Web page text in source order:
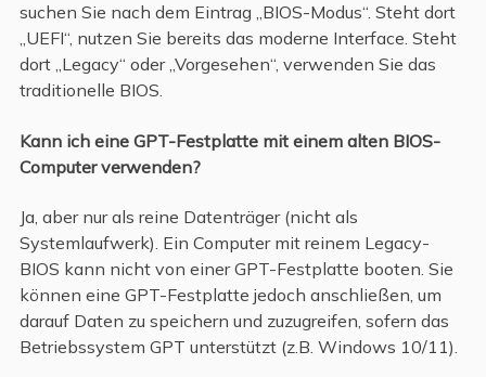
suchen Sie nach dem Eintrag „BIOS-Modus“. Steht dort
„UEFI“, nutzen Sie bereits das moderne Interface. Steht
dort „Legacy“ oder „Vorgesehen“, verwenden Sie das
traditionelle BIOS.
Kann ich eine GPT-Festplatte mit einem alten BIOS-
Computer verwenden?
Ja, aber nur als reine Datenträger (nicht als
Systemlaufwerk). Ein Computer mit reinem Legacy-
BIOS kann nicht von einer GPT-Festplatte booten. Sie
können eine GPT-Festplatte jedoch anschließen, um
darauf Daten zu speichern und zuzugreifen, sofern das
Betriebssystem GPT unterstützt (z.B. Windows 10/11).